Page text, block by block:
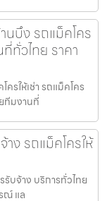
บึง รถแม็คโคร
ทั่วไทย ราคา
รให้เช่า รถแม็คโคร
ทีมงานที่
ง รถแม็คโครให้
รับจ้าง บริการทั่วไทย
ณ์ แล